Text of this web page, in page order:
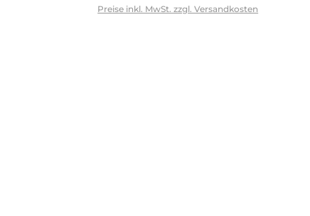
Preise inkl. MwSt. zzgl. Versandkosten